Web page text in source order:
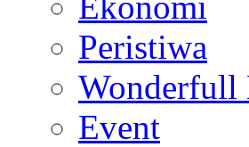
Peristiwa
Wonderfull
Event